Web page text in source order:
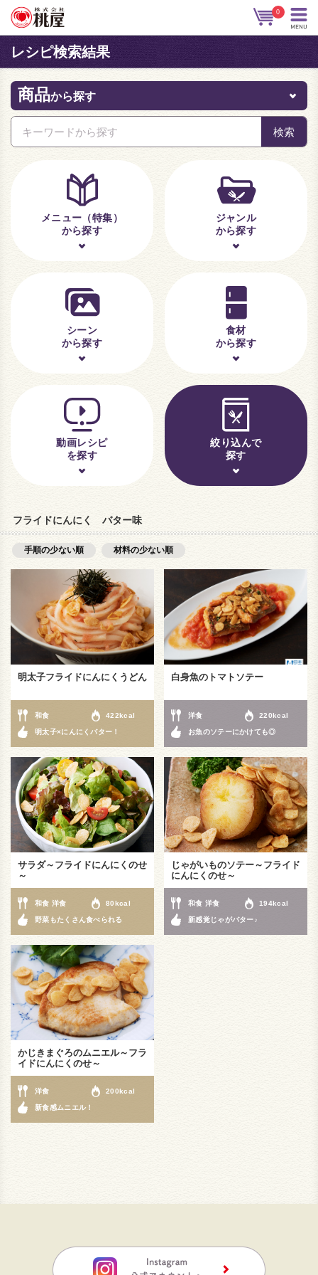
0
レシピ検索結果
商品から探す
メニュー（特集）
から探す
ジャンル
から探す
シーン
から探す
食材
から探す
動画レシピ
を探す
絞り込んで
探す
フライドにんにく バター味
手順の少ない順 材料の少ない順
明太子フライドにんにくうどん
和食 422kcal
明太子×にんにくバター！
白身魚のトマトソテー
洋食 220kcal
お魚のソテーにかけても◎
サラダ～フライドにんにくのせ
～
和食 洋食 80kcal
野菜もたくさん食べられる
じゃがいものソテー～フライド
にんにくのせ～
和食 洋食 194kcal
新感覚じゃがバター♪
かじきまぐろのムニエル～フラ
イドにんにくのせ～
洋食 200kcal
新食感ムニエル！